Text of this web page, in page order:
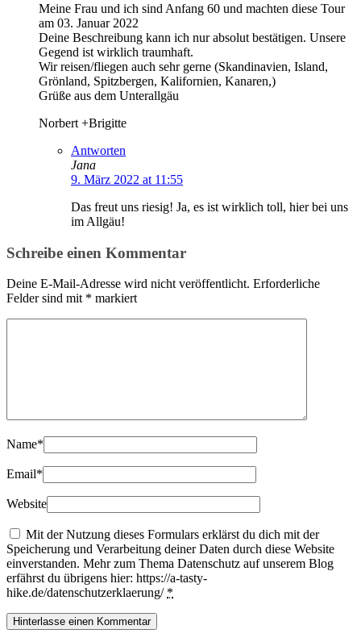
Meine Frau und ich sind Anfang 60 und machten diese Tour
am 03. Januar 2022
Deine Beschreibung kann ich nur absolut bestätigen. Unsere
Gegend ist wirklich traumhaft.
Wir reisen/fliegen auch sehr gerne (Skandinavien, Island,
Grönland, Spitzbergen, Kalifornien, Kanaren,)
Grüße aus dem Unterallgäu
Norbert +Brigitte
Antworten
Jana
9. März 2022 at 11:55
Das freut uns riesig! Ja, es ist wirklich toll, hier bei uns
im Allgäu!
Schreibe einen Kommentar
Deine E-Mail-Adresse wird nicht veröffentlicht. Erforderliche
Felder sind mit * markiert
Name*
Email*
Website
Mit der Nutzung dieses Formulars erklärst du dich mit der
Speicherung und Verarbeitung deiner Daten durch diese Website
einverstanden. Mehr zum Thema Datenschutz auf unserem Blog
erfährst du übrigens hier: https://a-tasty-
hike.de/datenschutzerklaerung/ *